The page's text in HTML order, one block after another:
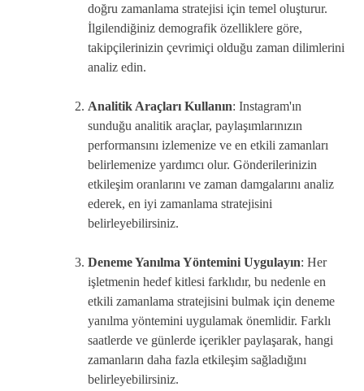
doğru zamanlama stratejisi için temel oluşturur.
İlgilendiğiniz demografik özelliklere göre,
takipçilerinizin çevrimiçi olduğu zaman dilimlerini
analiz edin.
Analitik Araçları Kullanın: Instagram'ın
sunduğu analitik araçlar, paylaşımlarınızın
performansını izlemenize ve en etkili zamanları
belirlemenize yardımcı olur. Gönderilerinizin
etkileşim oranlarını ve zaman damgalarını analiz
ederek, en iyi zamanlama stratejisini
belirleyebilirsiniz.
Deneme Yanılma Yöntemini Uygulayın: Her
işletmenin hedef kitlesi farklıdır, bu nedenle en
etkili zamanlama stratejisini bulmak için deneme
yanılma yöntemini uygulamak önemlidir. Farklı
saatlerde ve günlerde içerikler paylaşarak, hangi
zamanların daha fazla etkileşim sağladığını
belirleyebilirsiniz.